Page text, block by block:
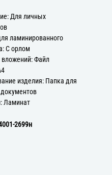
Для личных
ламинированного
С орлом
вложений: Файл
изделия: Папка для
Ламинат
2699н